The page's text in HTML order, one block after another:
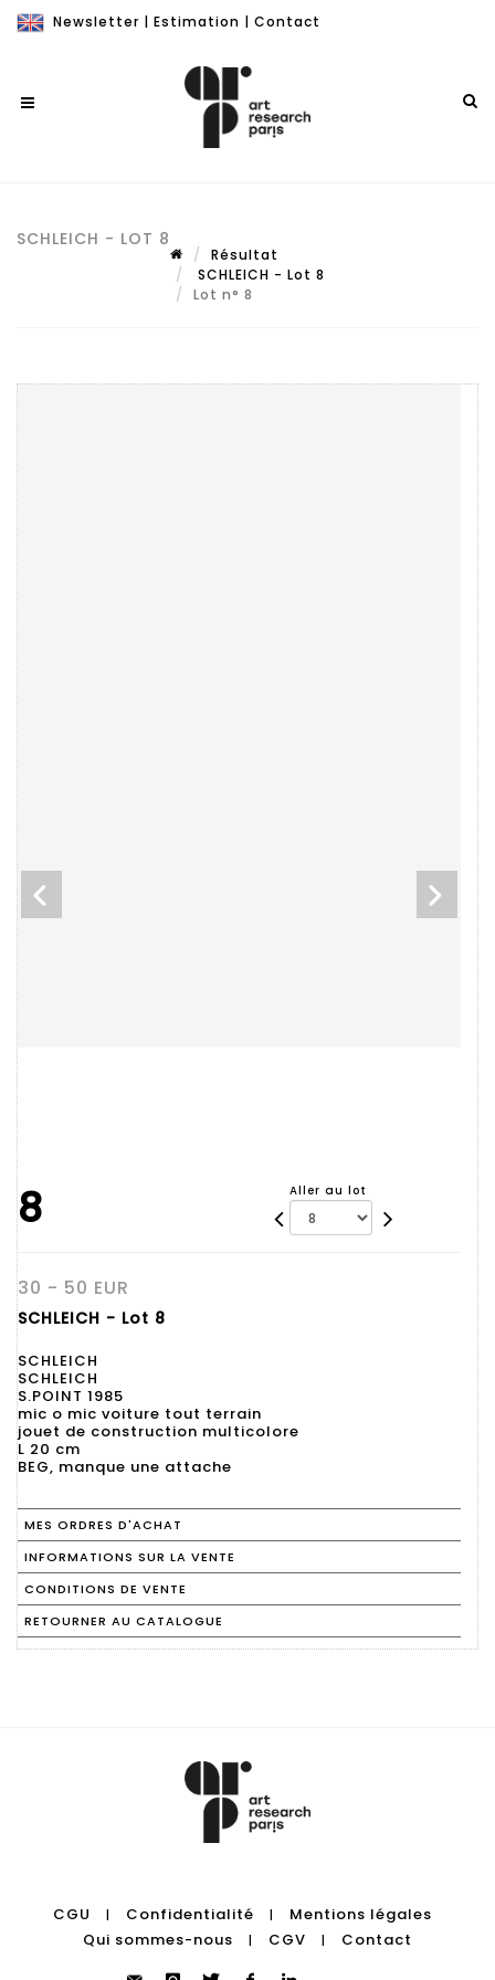
Newsletter | Estimation | Contact
SCHLEICH - LOT 8
Résultat
SCHLEICH - Lot 8
Lot n° 8
8 Aller au lot
30 - 50 EUR
SCHLEICH - Lot 8
SCHLEICH
SCHLEICH
S.POINT 1985
mic o mic voiture tout terrain
jouet de construction multicolore
L 20 cm
BEG, manque une attache
MES ORDRES D'ACHAT
INFORMATIONS SUR LA VENTE
CONDITIONS DE VENTE
RETOURNER AU CATALOGUE
CGU | Confidentialité |
Mentions légales
Qui sommes-nous
| CGV | Contact